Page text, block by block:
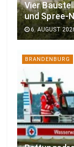
Vier
und Spree-
6. AUGUST
BRANDENBURG